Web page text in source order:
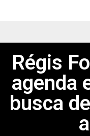
Régis
agenda
busca